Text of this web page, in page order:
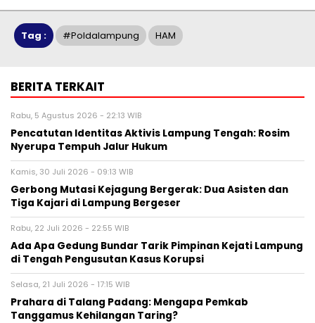
Tag : #poldalampung HAM
BERITA TERKAIT
Rabu, 5 Agustus 2026 - 22:13 WIB
Pencatutan Identitas Aktivis Lampung Tengah: Rosim
Nyerupa Tempuh Jalur Hukum
Kamis, 30 Juli 2026 - 09:13 WIB
Gerbong Mutasi Kejagung Bergerak: Dua Asisten dan
Tiga Kajari di Lampung Bergeser
Rabu, 22 Juli 2026 - 22:55 WIB
Ada Apa Gedung Bundar Tarik Pimpinan Kejati Lampung
di Tengah Pengusutan Kasus Korupsi
Selasa, 21 Juli 2026 - 17:15 WIB
Prahara di Talang Padang: Mengapa Pemkab
Tanggamus Kehilangan Taring?